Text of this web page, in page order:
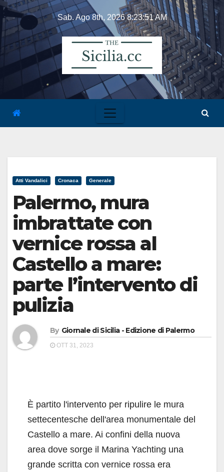
Skip
content
Sab. Ago 8th, 20268:23:52 AM
Atti Vandalici Cronaca Generale
Palermo, mura
imbrattate con
vernice rossa al
Castello a mare:
parte l’intervento di
pulizia
By Giornale di Sicilia - Edizione di Palermo
OTT 31, 2023
È partito l'intervento per ripulire le mura
settecentesche dell'area monumentale del
Castello a mare. Ai confini della nuova
area dove sorge il Marina Yachting una
grande scritta con vernice rossa era